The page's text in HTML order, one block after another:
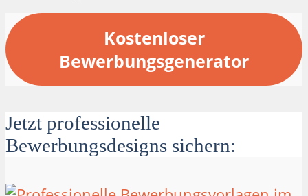
Kostenloser
Bewerbungsgenerator
Jetzt professionelle
Bewerbungsdesigns sichern: